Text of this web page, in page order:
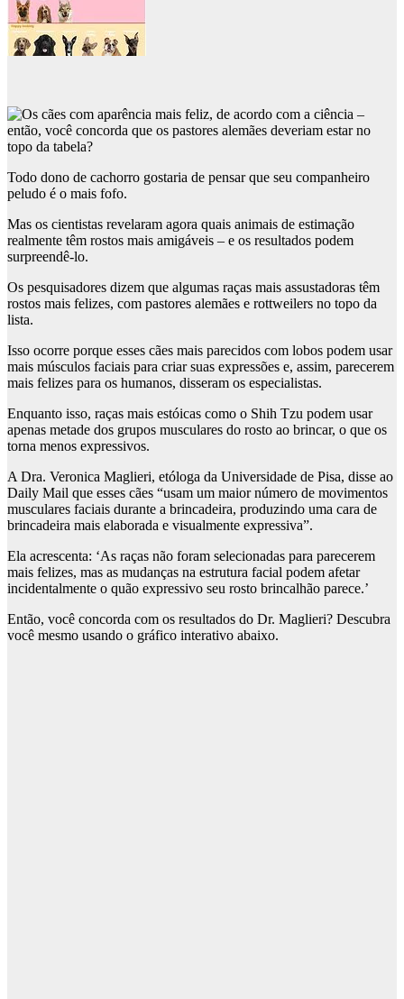
Todo dono de cachorro gostaria de pensar que seu companheiro
peludo é o mais fofo.
Mas os cientistas revelaram agora quais animais de estimação
realmente têm rostos mais amigáveis ​​– e os resultados podem
surpreendê-lo.
Os pesquisadores dizem que algumas raças mais assustadoras têm
rostos mais felizes, com pastores alemães e rottweilers no topo da
lista.
Isso ocorre porque esses cães mais parecidos com lobos podem usar
mais músculos faciais para criar suas expressões e, assim, parecerem
mais felizes para os humanos, disseram os especialistas.
Enquanto isso, raças mais estóicas como o Shih Tzu podem usar
apenas metade dos grupos musculares do rosto ao brincar, o que os
torna menos expressivos.
A Dra. Veronica Maglieri, etóloga da Universidade de Pisa, disse ao
Daily Mail que esses cães “usam um maior número de movimentos
musculares faciais durante a brincadeira, produzindo uma cara de
brincadeira mais elaborada e visualmente expressiva”.
Ela acrescenta: ‘As raças não foram selecionadas para parecerem
mais felizes, mas as mudanças na estrutura facial podem afetar
incidentalmente o quão expressivo seu rosto brincalhão parece.’
Então, você concorda com os resultados do Dr. Maglieri? Descubra
você mesmo usando o gráfico interativo abaixo.